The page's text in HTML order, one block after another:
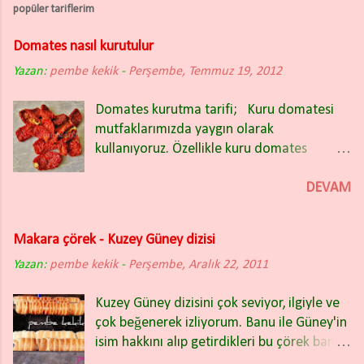
popüler tariflerim
Domates nasıl kurutulur
Yazan: pembe kekik - Perşembe, Temmuz 19, 2012
Domates kurutma tarifi; Kuru domatesi
mutfaklarımızda yaygın olarak
kullanıyoruz. Özellikle kuru domates
partide kuruttum ve ikisinde de farklı
yöntem uyguladım. Fotoğrafta
yöntemle kurutulanlar. Bu yıl sadece ikinci
yöntemi kullanacağım. Çok başarılı ve hiç
firesiz bir kurutma oldu. Rengi, tadı, lezzeti
DEVAM
Makara çörek - Kuzey Güney dizisi
Yazan: pembe kekik - Perşembe, Aralık 22, 2011
Kuzey Güney dizisini çok seviyor, ilgiyle ve
çok beğenerek izliyorum. Banu ile Güney'in
isim hakkını alıp getirdikleri bu çörek bana